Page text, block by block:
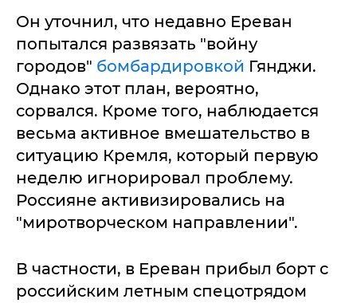
Он уточнил, что недавно Ереван
попытался развязать "войну
городов" бомбардировкой Гянджи.
Однако этот план, вероятно,
сорвался. Кроме того, наблюдается
весьма активное вмешательство в
ситуацию Кремля, который первую
неделю игнорировал проблему.
Россияне активизировались на
"миротворческом направлении".
В частности, в Ереван прибыл борт с
российским летным спецотрядом